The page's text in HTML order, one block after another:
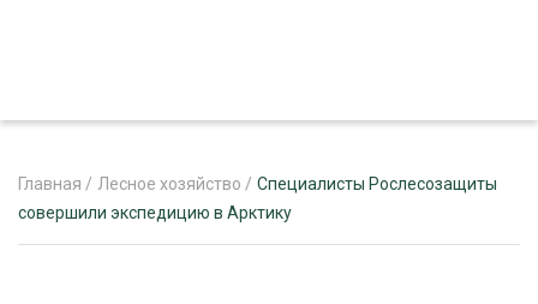
Главная / Лесное хозяйство / Специалисты Рослесозащиты
совершили экспедицию в Арктику